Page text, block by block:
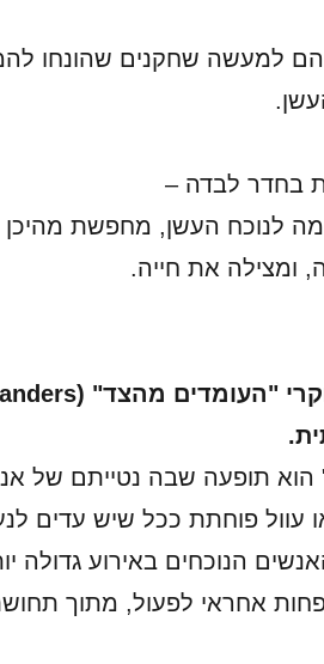
הם למעשה שחקנים שהונחו
בחדר לבדה –
לנוכח העשן, מחפשת מהיכן
ומצילה את חייה.
תופעה שבה נטייתם של
עוול פוחתת ככל שיש עדים
הנוכחים באירוע גדולה
אחראי לפעול, מתוך